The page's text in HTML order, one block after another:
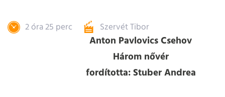
2 óra 25 perc Szervét Tibor
Anton Pavlovics Csehov
Három nővér
fordította: Stuber Andrea